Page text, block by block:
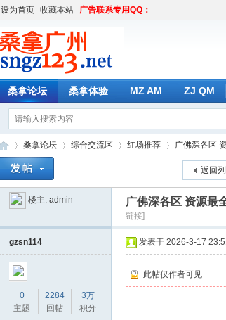
设为首页 收藏本站 广告联系专用QQ：
桑拿论坛 桑拿体验 MZ AM ZJ QM
»
桑拿论坛
›
综合交流区 红场推荐
›
广佛深各区
返回
楼主: admin 广佛深各区 资源最
链接]
gzsn114
0
主题
2284
回帖
3万
积分
发表于 2026-3-17
此帖仅作者可见